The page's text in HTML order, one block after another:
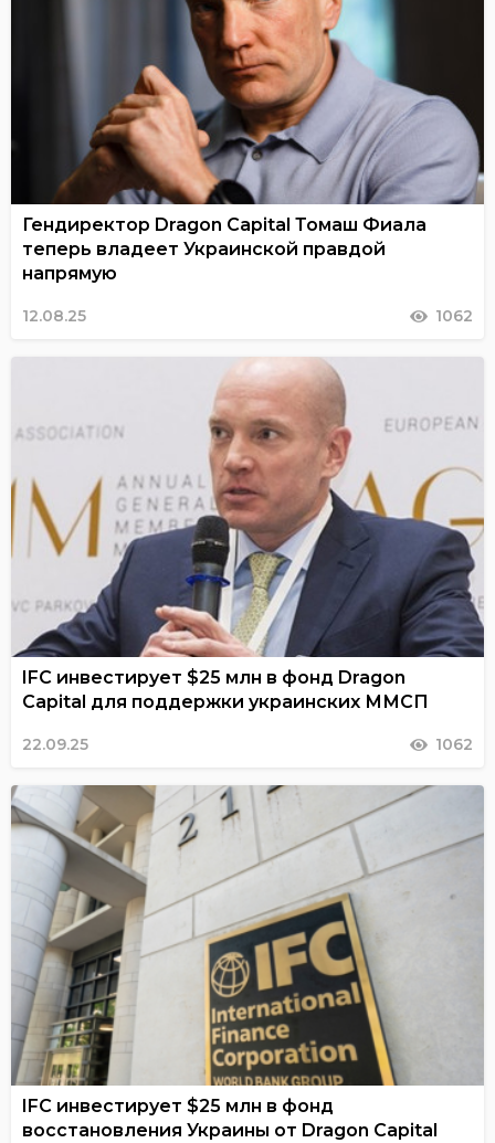
Гендиректор Dragon Capital Томаш Фиала
теперь владеет Украинской правдой
напрямую
12.08.25 1062
IFC инвестирует $25 млн в фонд Dragon
Capital для поддержки украинских ММСП
22.09.25 1062
IFC инвестирует $25 млн в фонд
восстановления Украины от Dragon Capital